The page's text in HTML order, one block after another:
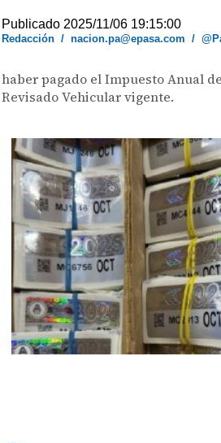
Publicado 2025/11/06 19:15:00
Redacción /nacion.pa@epasa.com /
haber pagado el Impuesto Anual
Revisado Vehicular vigente.